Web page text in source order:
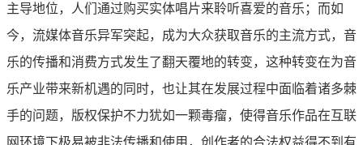
主导地位，人们通过购买实体唱片来聆听喜爱的音乐；而如
今，流媒体音乐异军突起，成为大众获取音乐的主流方式，音
乐的传播和消费方式发生了翻天覆地的转变，这种转变在为音
乐产业带来新机遇的同时，也让其在发展过程中面临着诸多棘
手的问题，版权保护不力犹如一颗毒瘤，使得音乐作品在互联
网环境下极易被非法传播和使用，创作者的合法权益得不到有